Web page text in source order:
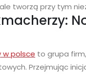
tworzą przy tym
w polsce to grupa
Przejmując